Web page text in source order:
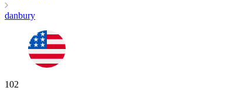
danbury
102